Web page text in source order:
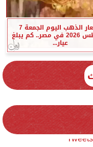
أسعار الذهب اليوم الجمعة 7
أغسطس 2026 في مصر.. كم يبلغ
عيار...